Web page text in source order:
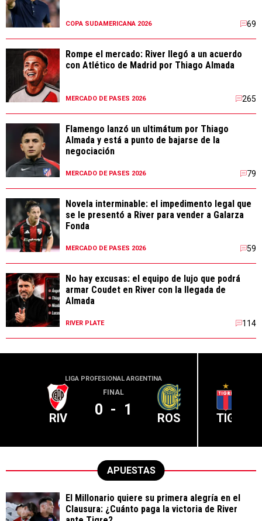
COPA SUDAMERICANA 2026 69
Rompe el mercado: River llegó a un acuerdo
con Atlético de Madrid por Thiago Almada
MERCADO DE PASES 2026 265
Flamengo lanzó un ultimátum por Thiago
Almada y está a punto de bajarse de la
negociación
MERCADO DE PASES 2026 79
Novela interminable: el impedimento legal que
se le presentó a River para vender a Galarza
Fonda
MERCADO DE PASES 2026 59
No hay excusas: el equipo de lujo que podrá
armar Coudet en River con la llegada de
Almada
RIVER PLATE 114
LIGA PROFESIONAL ARGENTINA
RIV
FINAL
0 - 1 ROS TIG
APUESTAS
El Millonario quiere su primera alegría en el
Clausura: ¿Cuánto paga la victoria de River